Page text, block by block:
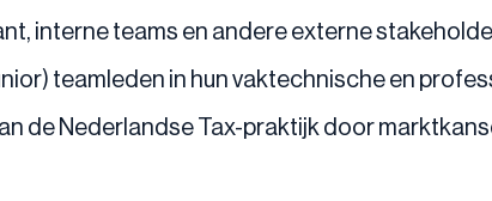
interne teams en andere externe
teamleden in hun vaktechnische en
de Nederlandse Tax-praktijk door